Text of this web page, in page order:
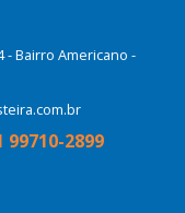
- Bairro Americano -
99710-2899